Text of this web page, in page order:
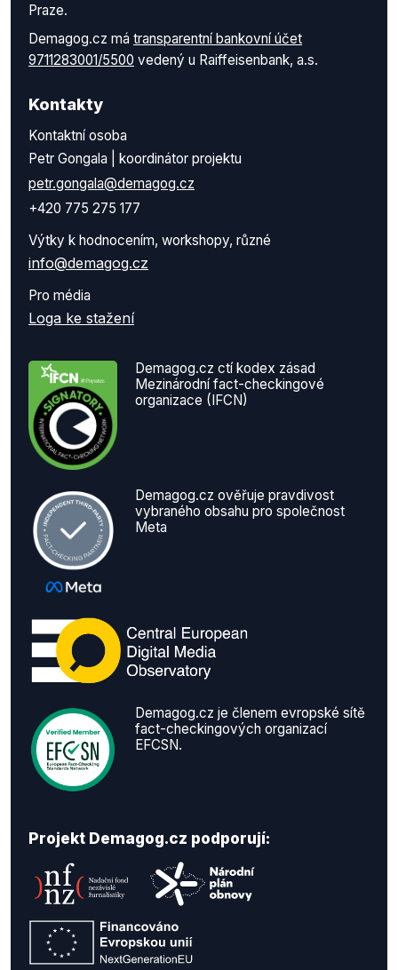
Praze.
Demagog.cz má transparentní bankovní účet
9711283001/5500 vedený u Raiffeisenbank, a.s.
Kontakty
Kontaktní osoba
Petr Gongala | koordinátor projektu
petr.gongala@demagog.cz
+420 775 275 177
Výtky k hodnocením, workshopy, různé
info@demagog.cz
Pro média
Loga ke stažení
Demagog.cz ctí kodex zásad
Mezinárodní fact-checkingové
organizace (IFCN)
Demagog.cz ověřuje pravdivost
vybraného obsahu pro společnost
Meta
Demagog.cz je členem evropské sítě
fact-checkingových organizací
EFCSN.
Projekt Demagog.cz podporují: